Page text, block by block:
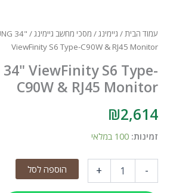
עמוד הבית/ גיימינג/ מסכי מחשב גיימינג
34"
ViewFinity S6 Type-C90W & RJ45 Monitor
34" ViewFinity S6 Type-
C90W & RJ45 Monitor
₪2,614
זמינות: 100 במלאי
-
+ הוספה לסל